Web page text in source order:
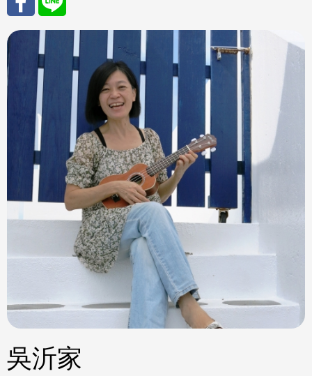
分享
至
Fac
分享
至
Line
吳沂家